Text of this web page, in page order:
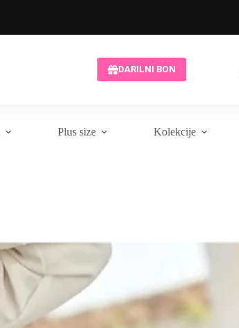
DARILNI BON
Plus size Kolekcije